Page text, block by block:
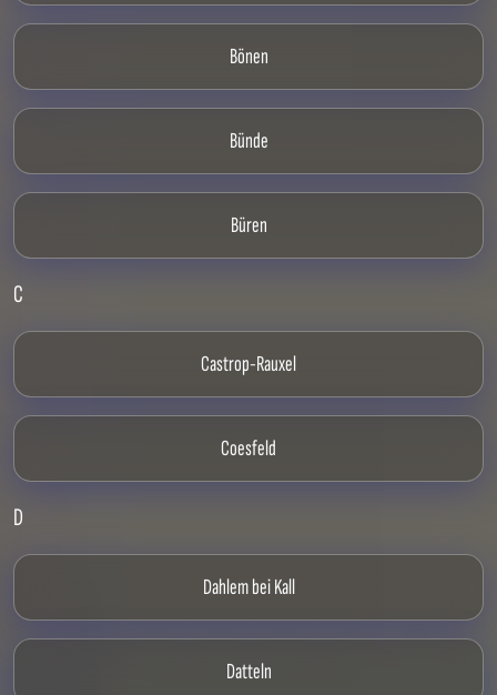
Bönen
Bünde
Büren
C
Castrop-Rauxel
Coesfeld
D
Dahlem bei Kall
Datteln